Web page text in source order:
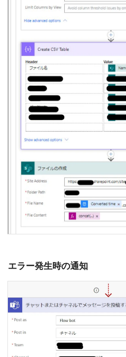
エラー発生時の通知